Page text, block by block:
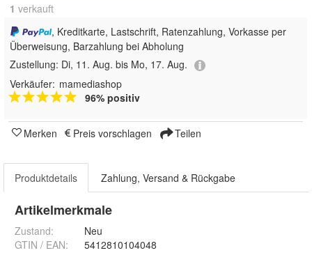
1 verkauft
, Kreditkarte, Lastschrift, Ratenzahlung, Vorkasse per
Überweisung, Barzahlung bei Abholung
Zustellung: Di, 11. Aug. bis Mo, 17. Aug.
Verkäufer: mamediashop
96% positiv
Merken Preis vorschlagen Teilen
Produktdetails Zahlung, Versand & Rückgabe
Artikelmerkmale
Zustand:
Neu
GTIN / EAN:
5412810104048